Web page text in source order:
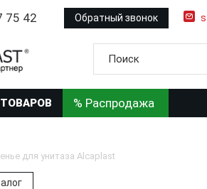
75 42 Обратный звонок
% Распродажа
для унитаза Alcaplast